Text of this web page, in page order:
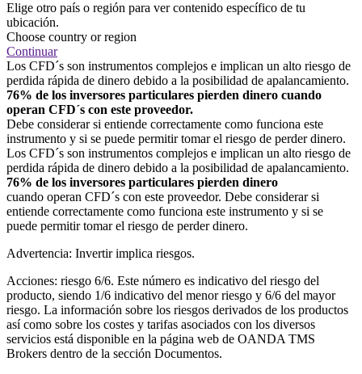
Elige otro país o región para ver contenido específico de tu
ubicación.
Choose country or region
Continuar
Los CFD´s son instrumentos complejos e implican un alto riesgo de
perdida rápida de dinero debido a la posibilidad de apalancamiento.
76% de los inversores particulares pierden dinero cuando
operan CFD´s con este proveedor.
Debe considerar si entiende correctamente como funciona este
instrumento y si se puede permitir tomar el riesgo de perder dinero.
Los CFD´s son instrumentos complejos e implican un alto riesgo de
perdida rápida de dinero debido a la posibilidad de apalancamiento.
76% de los inversores particulares pierden dinero
cuando operan CFD´s con este proveedor. Debe considerar si
entiende correctamente como funciona este instrumento y si se
puede permitir tomar el riesgo de perder dinero.
Advertencia: Invertir implica riesgos.
Acciones: riesgo 6/6. Este número es indicativo del riesgo del
producto, siendo 1/6 indicativo del menor riesgo y 6/6 del mayor
riesgo. La información sobre los riesgos derivados de los productos
así como sobre los costes y tarifas asociados con los diversos
servicios está disponible en la página web de OANDA TMS
Brokers dentro de la sección Documentos.